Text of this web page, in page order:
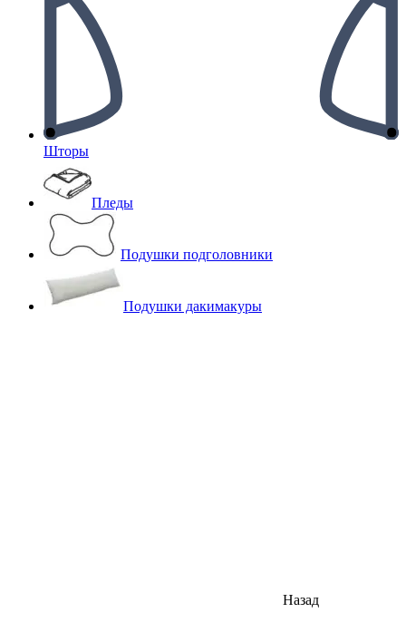
Шторы
Пледы
Подушки подголовники
Подушки дакимакуры
Назад